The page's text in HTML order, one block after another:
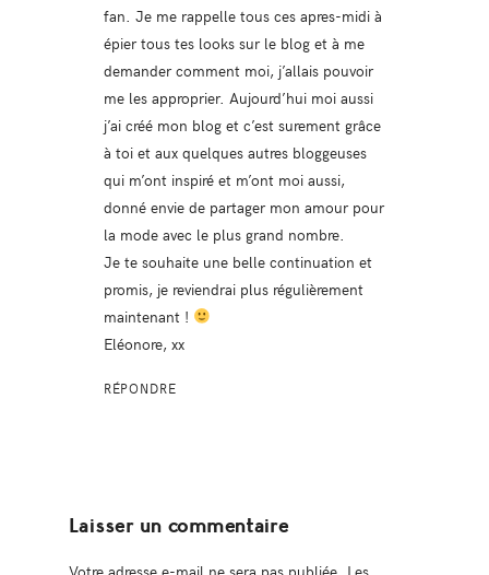
fan. Je me rappelle tous ces apres-midi à
épier tous tes looks sur le blog et à me
demander comment moi, j’allais pouvoir
me les approprier. Aujourd’hui moi aussi
j’ai créé mon blog et c’est surement grâce
à toi et aux quelques autres bloggeuses
qui m’ont inspiré et m’ont moi aussi,
donné envie de partager mon amour pour
la mode avec le plus grand nombre.
Je te souhaite une belle continuation et
promis, je reviendrai plus régulièrement
maintenant !
Eléonore, xx
RÉPONDRE
Laisser un commentaire
Votre adresse e-mail ne sera pas publiée. Les